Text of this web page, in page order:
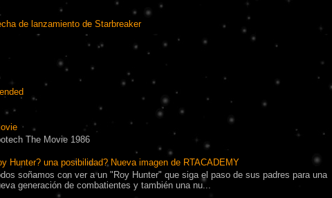
de lanzamiento de Starbreaker
The Movie 1986
Hunter? una posibilidad? Nueva imagen de RTACADEMY
soñamos con ver a un "Roy Hunter" que siga el paso de sus padres para una
generación de combatientes y también una nu...